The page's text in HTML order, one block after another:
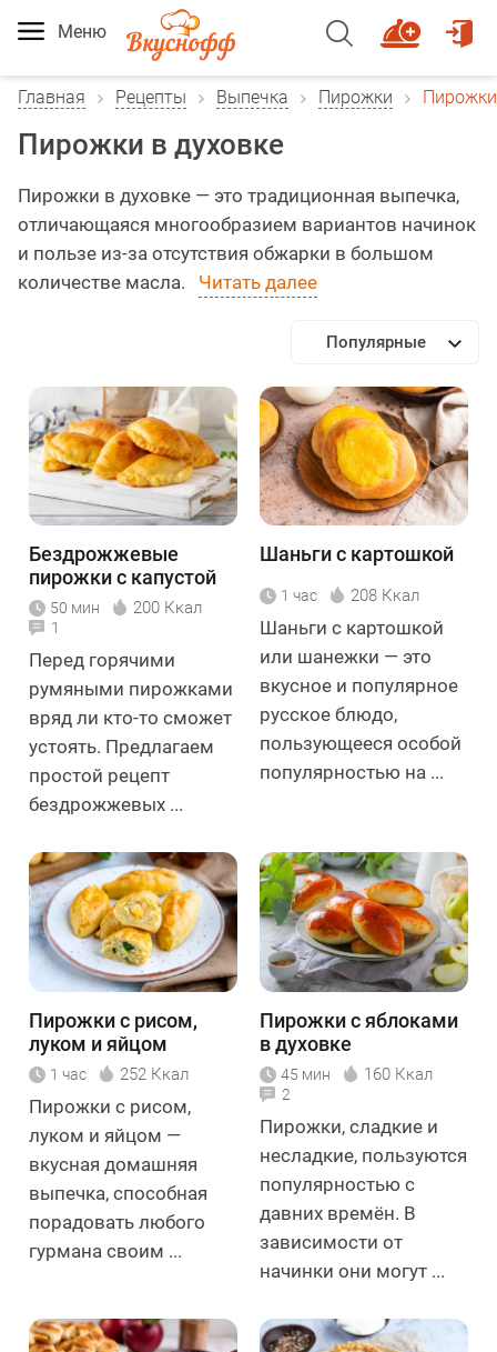
Меню
Главная Рецепты Выпечка Пирожки
Пирожки в духовке
Пирожки в духовке — это традиционная выпечка,
отличающаяся многообразием вариантов начинок
и пользе из-за отсутствия обжарки в большом
количестве масла.
Читать далее
Популярные
Бездрожжевые
пирожки с капустой
50 мин 200 Ккал
1
Перед горячими
румяными пирожками
вряд ли кто-то сможет
устоять. Предлагаем
простой рецепт
бездрожжевых ...
Шаньги с картошкой
1 час 208 Ккал
Шаньги с картошкой
или шанежки — это
вкусное и популярное
русское блюдо,
пользующееся особой
популярностью на ...
Пирожки с рисом,
луком и яйцом
1 час 252 Ккал
Пирожки с рисом,
луком и яйцом —
вкусная домашняя
выпечка, способная
порадовать любого
гурмана своим ...
Пирожки с яблоками
в духовке
45 мин 160 Ккал
2
Пирожки, сладкие и
несладкие, пользуются
популярностью с
давних времён. В
зависимости от
начинки они могут ...